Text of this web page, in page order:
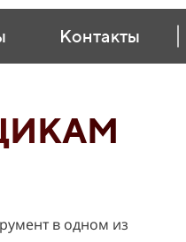
Контакты
в одном из